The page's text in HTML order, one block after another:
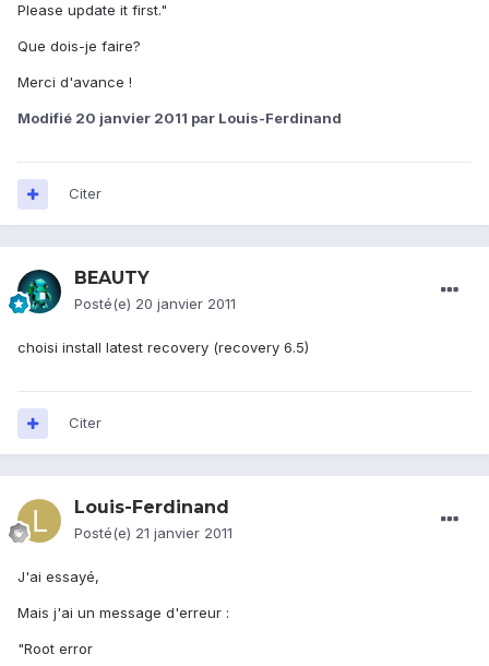
Please update it first."
Que dois-je faire?
Merci d'avance !
Modifié 20 janvier 2011 par Louis-Ferdinand
Citer
BEAUTY
Posté(e) 20 janvier 2011
choisi install latest recovery (recovery 6.5)
Citer
Louis-Ferdinand
Posté(e) 21 janvier 2011
J'ai essayé,
Mais j'ai un message d'erreur :
"Root error